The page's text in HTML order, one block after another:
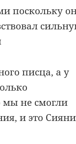
поскольку
писца, а у
мы не смогли
и это